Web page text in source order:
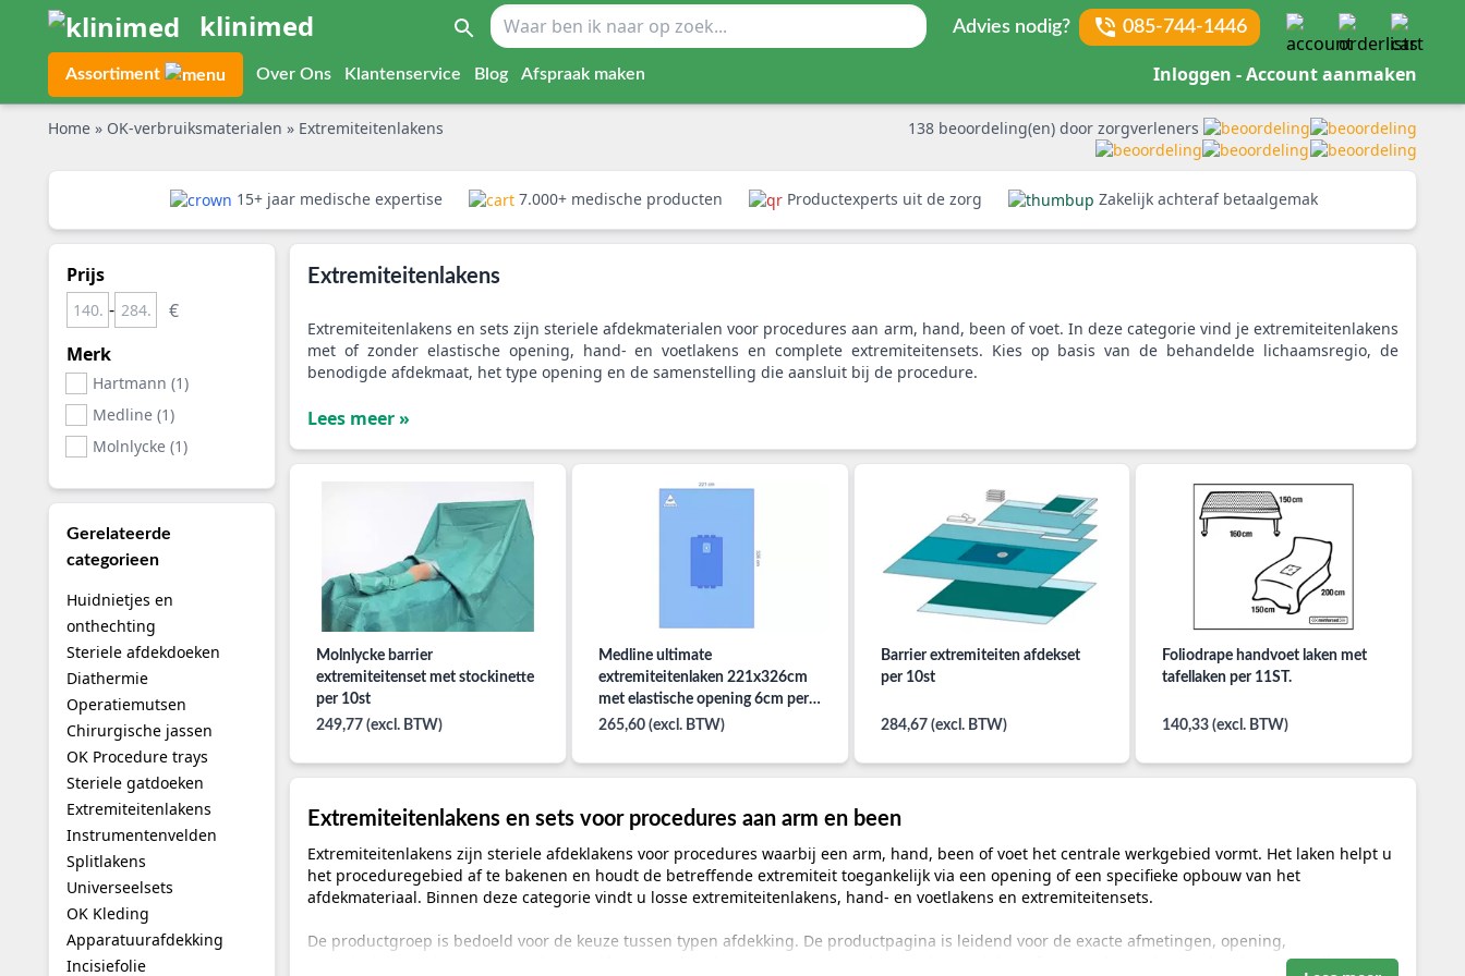
klinimed Advies nodig? 085-744-1446
Assortiment Over Ons Klantenservice Blog Afspraak maken Inloggen - Account aanmaken
Home » OK-verbruiksmaterialen » Extremiteitenlakens 138 beoordeling(en) door zorgverleners
15+ jaar medische expertise 7.000+ medische producten Productexperts uit de zorg Zakelijk achteraf betaalgemak
Prijs
-
Merk
Hartmann (1)
Medline (1)
Molnlycke (1)
Gerelateerde
categorieen
Huidnietjes en
onthechting
Steriele afdekdoeken
Diathermie
Operatiemutsen
Chirurgische jassen
OK Procedure trays
Steriele gatdoeken
Extremiteitenlakens
Instrumentenvelden
Splitlakens
Universeelsets
OK Kleding
Apparatuurafdekking
Incisiefolie
Extremiteitenlakens
Extremiteitenlakens en sets zijn steriele afdekmaterialen voor procedures aan arm, hand, been of voet. In deze categorie vind je extremiteitenlakens
met of zonder elastische opening, hand- en voetlakens en complete extremiteitensets. Kies op basis van de behandelde lichaamsregio, de
benodigde afdekmaat, het type opening en de samenstelling die aansluit bij de procedure.
Lees meer »
Molnlycke barrier
extremiteitenset met stockinette
per 10st
249,77 (excl. BTW)
Medline ultimate
extremiteitenlaken 221x326cm
met elastische opening 6cm per
11st
265,60 (excl. BTW)
Barrier extremiteiten afdekset
per 10st
284,67 (excl. BTW)
Foliodrape handvoet laken met
tafellaken per 11ST.
140,33 (excl. BTW)
Extremiteitenlakens en sets voor procedures aan arm en been
Extremiteitenlakens zijn steriele afdeklakens voor procedures waarbij een arm, hand, been of voet het centrale werkgebied vormt. Het laken helpt u
het proceduregebied af te bakenen en houdt de betreffende extremiteit toegankelijk via een opening of een specifieke opbouw van het
afdekmateriaal. Binnen deze categorie vindt u losse extremiteitenlakens, hand- en voetlakens en extremiteitensets.
De productgroep is bedoeld voor de keuze tussen typen afdekking. De productpagina is leidend voor de exacte afmetingen, opening,
materiaaleigenschappen, steriele verpakking en inhoud van een set. Zo voorkomt u dat een laken of set wordt geselecteerd op basis van alleen de